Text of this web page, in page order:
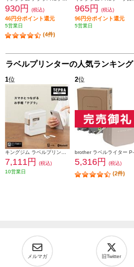
930円 (税込)
46円分ポイント還元
5営業日
(4件)
965円 (税込)
96円分ポイント還元
5営業日
ラベルプリンターの人気ランキング
1位
7,111円
(税込)
10営業日
2位
5,316円 (税込)
(2件)
メルマガ 旧Twitter